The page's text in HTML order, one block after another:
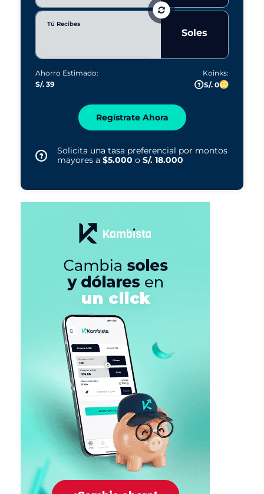
Tú Recibes
Soles
Ahorro Estimado:
S/. 39
Koinks:
S/. 0
Regístrate Ahora
Solicita una tasa preferencial por montos
mayores a $5.000 o S/. 18.000